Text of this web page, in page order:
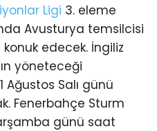
Ligi 3. eleme
Avusturya temsilcisi
konuk edecek. İngiliz
yöneteceği
Ağustos Salı günü
Fenerbahçe Sturm
günü saat